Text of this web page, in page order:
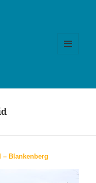
– Blankenberg